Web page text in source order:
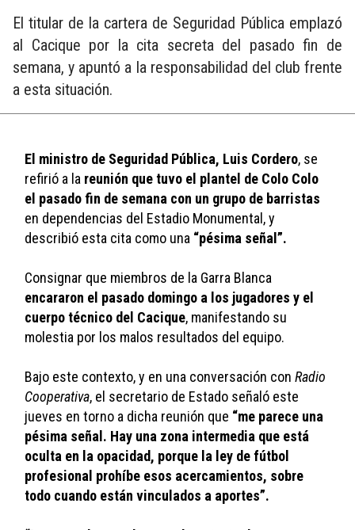
El titular de la cartera de Seguridad Pública emplazó
al Cacique por la cita secreta del pasado fin de
semana, y apuntó a la responsabilidad del club frente
a esta situación.
El ministro de Seguridad Pública, Luis Cordero, se
refirió a la reunión que tuvo el plantel de Colo Colo
el pasado fin de semana con un grupo de barristas
en dependencias del Estadio Monumental, y
describió esta cita como una “pésima señal”.
encararon el pasado domingo a los jugadores y el
cuerpo técnico del Cacique, manifestando su
molestia por los malos resultados del equipo.
Bajo este contexto, y en una conversación con Radio
Cooperativa, el secretario de Estado señaló este
jueves en torno a dicha reunión que “me parece una
pésima señal. Hay una zona intermedia que está
oculta en la opacidad, porque la ley de fútbol
profesional prohíbe esos acercamientos, sobre
todo cuando están vinculados a aportes”.